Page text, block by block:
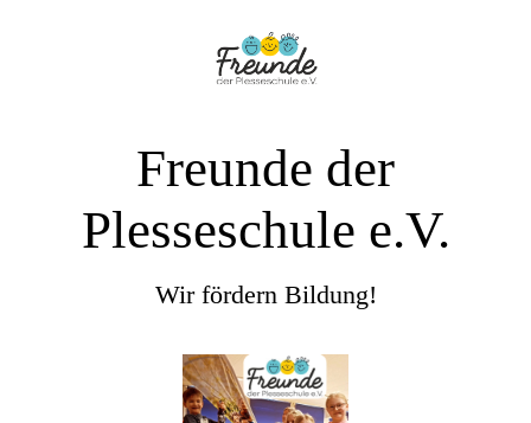
Freunde der
Plesseschule e.V.
Wir fördern Bildung!